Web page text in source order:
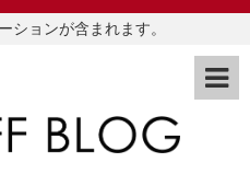
ションが含まれます。